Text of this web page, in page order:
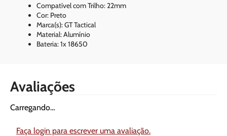
Compatível com Trilho: 22mm
Cor: Preto
Marca(s): GT Tactical
Material: Alumínio
​Bateria: 1x 18650
Avaliações
Carregando…
Faça login para escrever uma avaliação.